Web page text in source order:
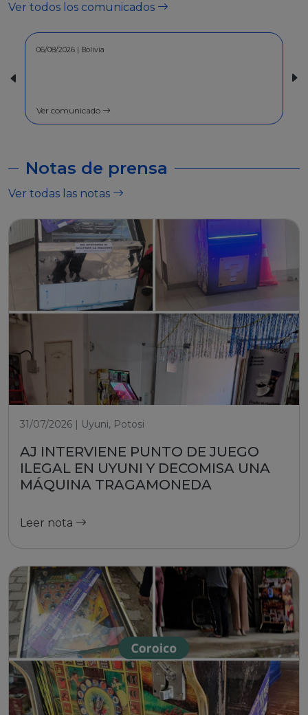
Ver todos los comunicados
30/07/2026 | Bolivia
Ver comunicado
Notas de prensa
Ver todas las notas
31/07/2026 | Uyuni, Potosi
AJ INTERVIENE PUNTO DE JUEGO
ILEGAL EN UYUNI Y DECOMISA UNA
MÁQUINA TRAGAMONEDA
Leer nota